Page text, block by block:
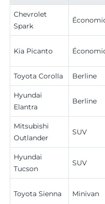
Chevrolet
Spark
Kia Picanto
Toyota Corolla Berline
Hyundai
Elantra
Berline
Mitsubishi
Outlander
SUV
Hyundai
Tucson
SUV
Toyota Sienna Minivan